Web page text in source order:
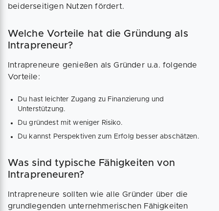
beiderseitigen Nutzen fördert.
Welche Vorteile hat die Gründung als
Intrapreneur?
Intrapreneure genießen als Gründer u.a. folgende
Vorteile:
Du hast leichter Zugang zu Finanzierung und
Unterstützung.
Du gründest mit weniger Risiko.
Du kannst Perspektiven zum Erfolg besser abschätzen.
Was sind typische Fähigkeiten von
Intrapreneuren?
Intrapreneure sollten wie alle Gründer über die
grundlegenden unternehmerischen Fähigkeiten